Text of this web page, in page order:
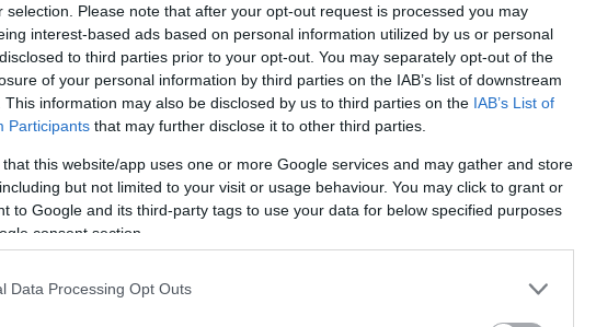
selection. Please note that after your opt-out request is processed you may
interest-based ads based on personal information utilized by us or personal
to third parties prior to your opt-out. You may separately opt-out of the
of your personal information by third parties on the IAB’s list of downstream
This information may also be disclosed by us to third parties on the IAB’s List of
Participants that may further disclose it to other third parties.
that this website/app uses one or more Google services and may gather and store
but not limited to your visit or usage behaviour. You may click to grant or
to Google and its third-party tags to use your data for below specified purposes
consent section.
Data Processing Opt Outs
EGY
ÚJ BOB
ZENE